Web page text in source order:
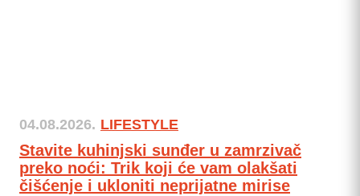
04.08.2026. LIFESTYLE
Stavite kuhinjski sunđer u zamrzivač
preko noći: Trik koji će vam olakšati
čišćenje i ukloniti neprijatne mirise